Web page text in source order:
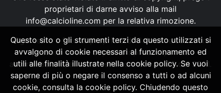
proprietari di darne avviso alla mail
info@calcioline.com per la relativa rimozione.
Ogni testo e foto di proprietà di Calcioline.com non
possono essere copiati o riprodotti, senza
autorizzazione, ai sensi della normativa n.29 del 2001.
Questo sito o gli strumenti terzi da questo utilizzati si
avvalgono di cookie necessari al funzionamento ed
utili alle finalità illustrate nella cookie policy. Se vuoi
saperne di più o negare il consenso a tutti o ad alcuni
cookie, consulta la cookie policy. Chiudendo questo